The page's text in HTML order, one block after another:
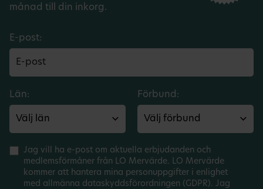
månad till din inkorg.
E-post:
Län: Förbund:
Jag vill ha e-post om aktuella erbjudanden och
medlemsförmåner från LO Mervärde. LO Mervärde
kommer att hantera mina personuppgifter i enlighet
med allmänna dataskyddsförordningen (GDPR). Jag